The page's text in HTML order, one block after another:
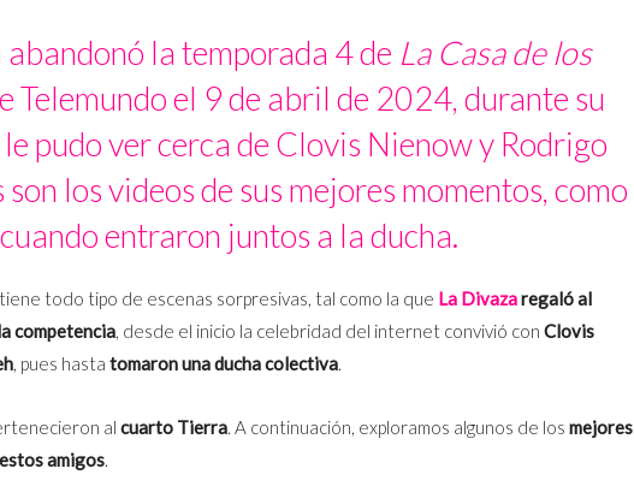
la temporada 4 de La Casa de los
Telemundo el 9 de abril de 2024, durante su
pudo ver cerca de Clovis Nienow y Rodrigo
son los videos de sus mejores momentos, como
cuando entraron juntos a la ducha.
todo tipo de escenas sorpresivas, tal como la que La Divazaregaló al
competencia, desde el inicio la celebridad del internet convivió con Clovis
, pues hasta tomaron una ducha colectiva.
al cuarto Tierra. A continuación, exploramos algunos de los mejores
amigos.